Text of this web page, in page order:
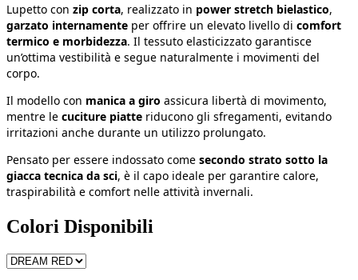
Lupetto con zip corta, realizzato in power stretch bielastico,
garzato internamente per offrire un elevato livello di comfort
termico e morbidezza. Il tessuto elasticizzato garantisce
un’ottima vestibilità e segue naturalmente i movimenti del
corpo.
Il modello con manica a giro assicura libertà di movimento,
mentre le cuciture piatte riducono gli sfregamenti, evitando
irritazioni anche durante un utilizzo prolungato.
Pensato per essere indossato come secondo strato sotto la
giacca tecnica da sci, è il capo ideale per garantire calore,
traspirabilità e comfort nelle attività invernali.
Colori Disponibili